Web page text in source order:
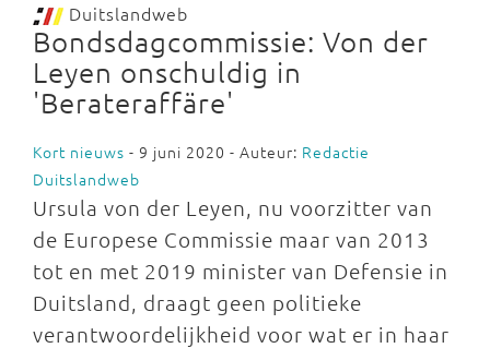
Duitslandweb
Bondsdagcommissie: Von der
Leyen onschuldig in
'Berateraffäre'
Kort nieuws - 9 juni 2020 - Auteur: Redactie
Duitslandweb
Ursula von der Leyen, nu voorzitter van
de Europese Commissie maar van 2013
tot en met 2019 minister van Defensie in
Duitsland, draagt geen politieke
verantwoordelijkheid voor wat er in haar